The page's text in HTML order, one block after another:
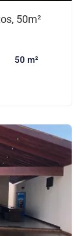
50m²
50 m²